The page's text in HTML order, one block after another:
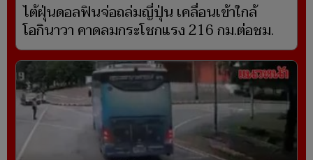
ไต้ฝุ่นดอลฟินจ่อถล่มญี่ปุ่น เคลื่อนเข้าใกล้
โอกินาวา คาดลมกระโชกแรง 216 กม.ต่อชม.